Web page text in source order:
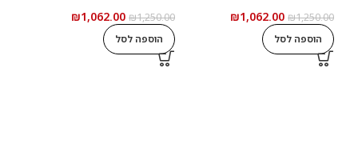
₪1,250.00
₪1,062.00
הוספה לסל
₪1,250.00
₪1,062.00
הוספה לסל